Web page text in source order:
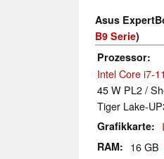
Asus
B9 Serie)
Prozessor
Intel Core i7-
45 W PL2 /
Tiger Lake-
Grafikkarte
RAM 16 GB